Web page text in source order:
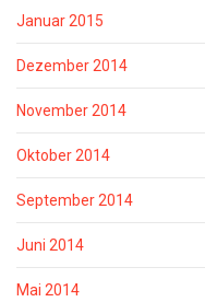
Januar 2015
Dezember 2014
November 2014
Oktober 2014
September 2014
Juni 2014
Mai 2014